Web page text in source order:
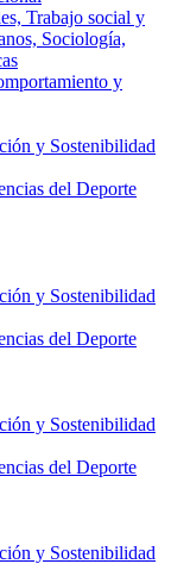
Trabajo social y
Sociología,
y
y Sostenibilidad
del Deporte
y Sostenibilidad
del Deporte
y Sostenibilidad
del Deporte
y Sostenibilidad